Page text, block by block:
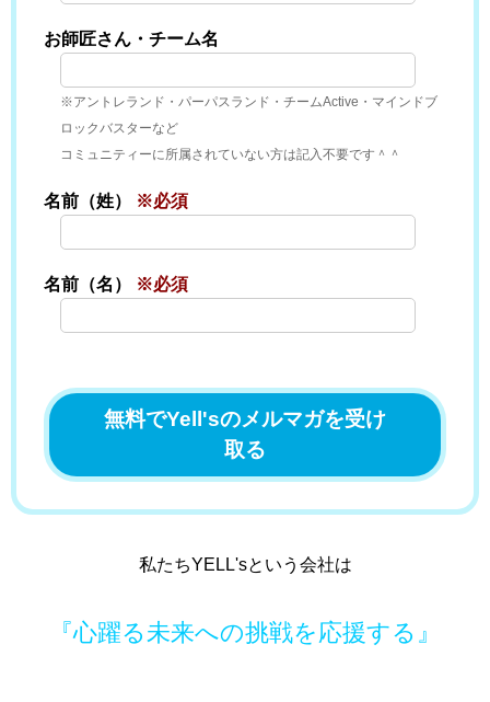
お師匠さん・チーム名
※アントレランド・パーパスランド・チームActive・マインドブ
ロックバスターなど
コミュニティーに所属されていない方は記入不要です＾＾
名前（姓） ※必須
名前（名） ※必須
私たちYELL'sという会社は
『心躍る未来への挑戦を応援する』